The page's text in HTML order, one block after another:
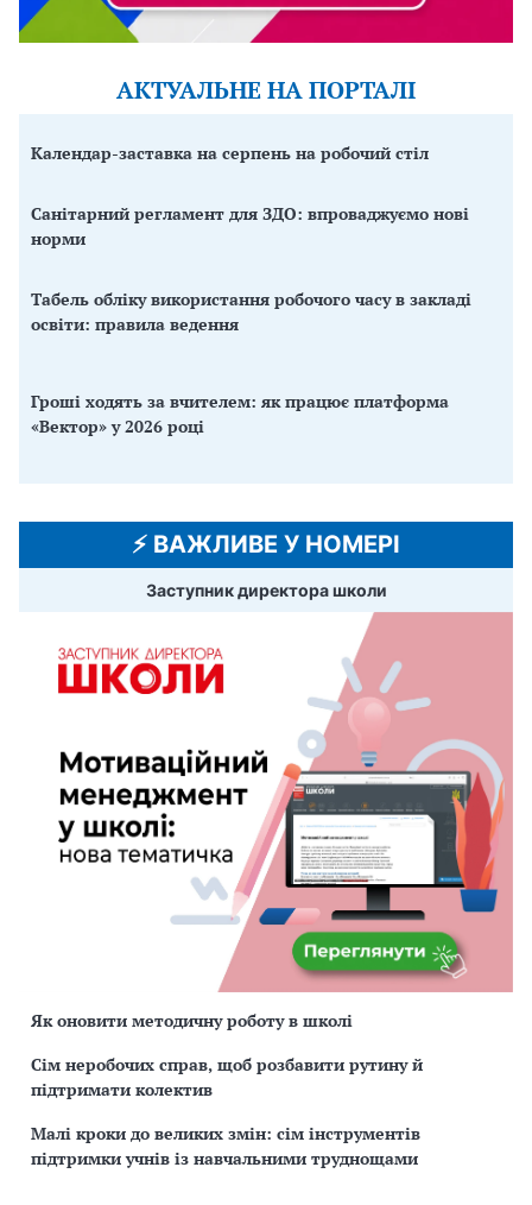
АКТУАЛЬНЕ НА ПОРТАЛІ
Календар-заставка на серпень на робочий стіл
Санітарний регламент для ЗДО: впроваджуємо нові
норми
Табель обліку використання робочого часу в закладі
освіти: правила ведення
Гроші ходять за вчителем: як працює платформа
«Вектор» у 2026 році
⚡️ ВАЖЛИВЕ У НОМЕРІ
Заступник директора школи
Як оновити методичну роботу в школі
Сім неробочих справ, щоб розбавити рутину й
підтримати колектив
Малі кроки до великих змін: сім інструментів
підтримки учнів із навчальними труднощами